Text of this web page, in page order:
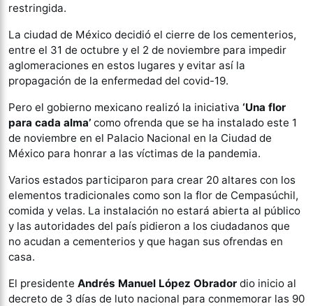
restringida.
La ciudad de México decidió el cierre de los cementerios,
entre el 31 de octubre y el 2 de noviembre para impedir
aglomeraciones en estos lugares y evitar así la
propagación de la enfermedad del covid-19.
Pero el gobierno mexicano realizó la iniciativa ‘Una flor
para cada alma’ como ofrenda que se ha instalado este 1
de noviembre en el Palacio Nacional en la Ciudad de
México para honrar a las víctimas de la pandemia.
Varios estados participaron para crear 20 altares con los
elementos tradicionales como son la flor de Cempasúchil,
comida y velas. La instalación no estará abierta al público
y las autoridades del país pidieron a los ciudadanos que
no acudan a cementerios y que hagan sus ofrendas en
casa.
El presidente Andrés Manuel López Obrador dio inicio al
decreto de 3 días de luto nacional para conmemorar las 90